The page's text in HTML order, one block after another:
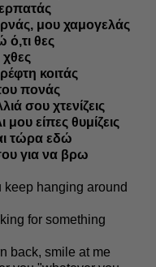
μου χαμογελάς
θες
χθες
κοιτάς
πονάς
σου χτενίζεις
είπες θυμίζεις
τώρα εδώ
για να βρω
hanging around
for something
back, smile at me